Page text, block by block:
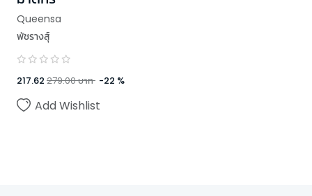
Queensa
พัชรางสุ์
217.62 279.00บาท -22 %
Add Wishlist